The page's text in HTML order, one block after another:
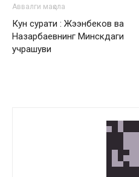
Аввалги мақола
Кун сурати : Жээнбеков ва
Назарбаевнинг Минскдаги
учрашуви